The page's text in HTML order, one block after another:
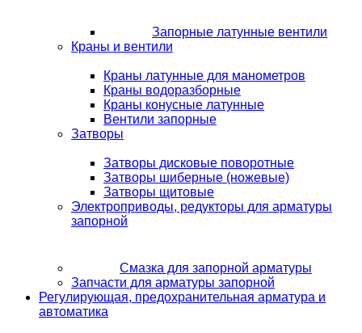
Запорные латунные вентили
Краны и вентили
Краны латунные для манометров
Краны водоразборные
Краны конусные латунные
Вентили запорные
Затворы
Затворы дисковые поворотные
Затворы шиберные (ножевые)
Затворы щитовые
Электроприводы, редукторы для арматуры
запорной
Смазка для запорной арматуры
Запчасти для арматуры запорной
Регулирующая, предохранительная арматура и
автоматика